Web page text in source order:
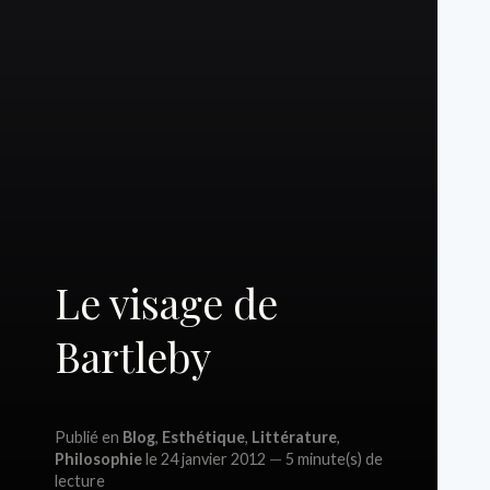
Le visage de
Bartleby
Publié en Blog, Esthétique, Littérature,
Philosophiele 24 janvier 2012
5 minute(s) de
lecture